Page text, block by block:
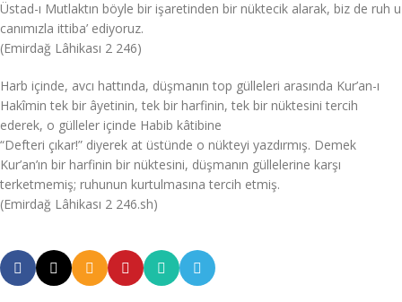
Üstad-ı Mutlaktın böyle bir işaretinden bir nüktecik alarak, biz de ruh u
canımızla ittiba’ ediyoruz.
(Emirdağ Lâhikası 2 246)
Harb içinde, avcı hattında, düşmanın top gülleleri arasında Kur’an-ı
Hakîmin tek bir âyetinin, tek bir harfinin, tek bir nüktesini tercih
ederek, o gülleler içinde Habib kâtibine
“Defteri çıkar!” diyerek at üstünde o nükteyi yazdırmış. Demek
Kur’an’ın bir harfinin bir nüktesini, düşmanın güllelerine karşı
terketmemiş; ruhunun kurtulmasına tercih etmiş.
(Emirdağ Lâhikası 2 246.sh)